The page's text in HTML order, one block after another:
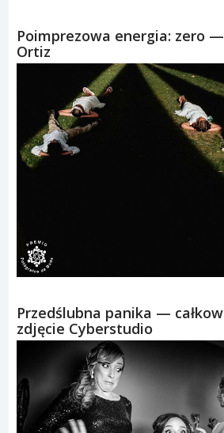
Poimprezowa energia: zero
Ortiz
Przedślubna panika —
zdjęcie Cyberstudio